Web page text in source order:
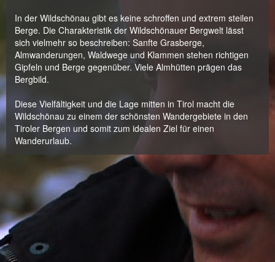
In der Wildschönau gibt es keine schroffen und extrem steilen
Berge. Die Charakteristik der Wildschönauer Bergwelt lässt
sich vielmehr so beschreiben: Sanfte Grasberge,
Almwanderungen, Waldwege und Klammen stehen richtigen
Gipfeln und Berge gegenüber. Viele Almhütten prägen das
Bergbild.
Diese Vielfältigkeit und die Lage mitten in Tirol macht die
Wildschönau zu einem der schönsten Wandergebiete in den
Tiroler Bergen und somit zum idealen Ziel für einen
Wanderurlaub.